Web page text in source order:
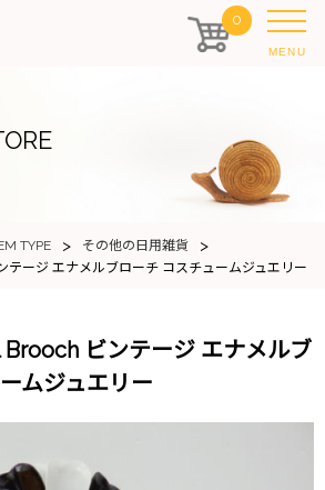
0
MENU
TYPE > その他の日用雑貨 >
テージ エナメルブローチ コスチュームジュエリー
ビンテージ エナメルブ
ムジュエリー